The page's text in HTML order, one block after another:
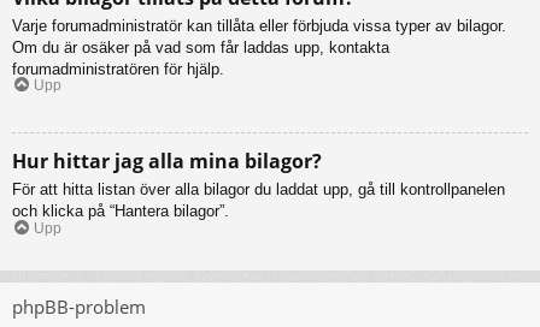
Varje forumadministratör kan tillåta eller förbjuda vissa typer av bilagor.
Om du är osäker på vad som får laddas upp, kontakta
forumadministratören för hjälp.
Upp
Hur hittar jag alla mina bilagor?
För att hitta listan över alla bilagor du laddat upp, gå till kontrollpanelen
och klicka på “Hantera bilagor”.
Upp
phpBB-problem